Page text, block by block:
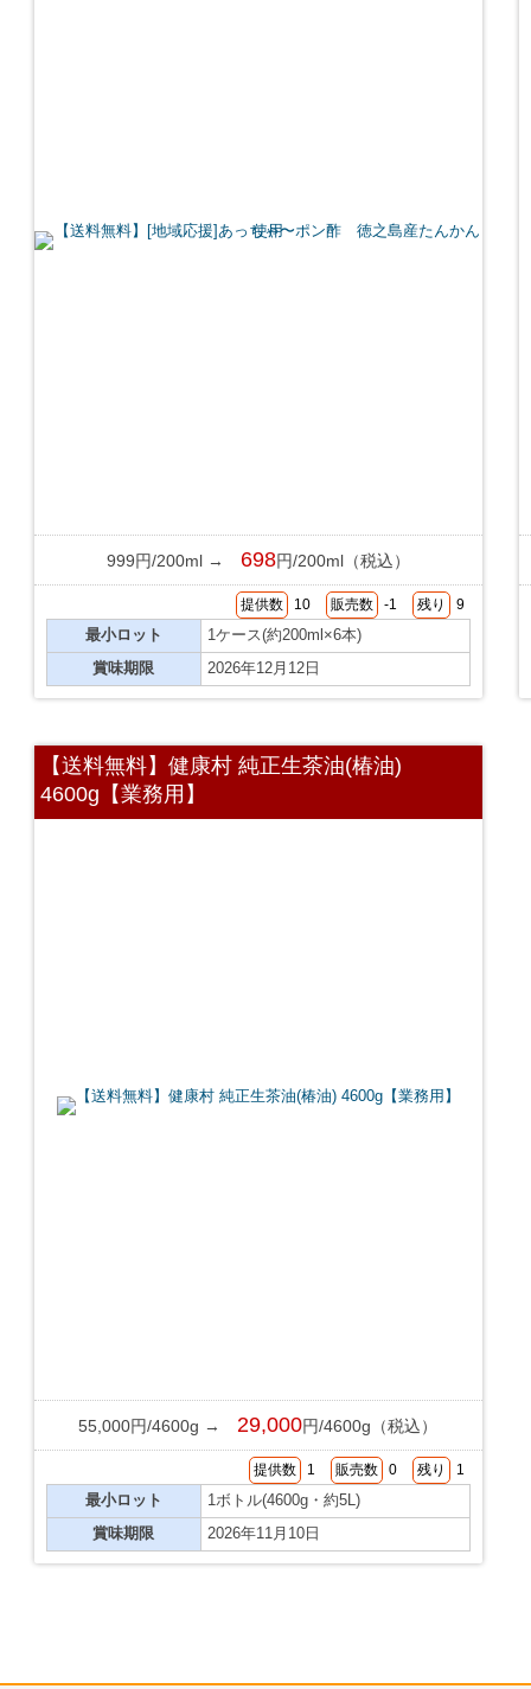
999円/200ml → 698円/200ml（税込）
提供数 10 販売数 -1 残り 9
最小ロット
1ケース(約200ml×6本)
賞味期限
2026年12月12日
【送料無料】健康村 純正生茶油(椿油)
4600g【業務用】
55,000円/4600g → 29,000円/4600g（税込）
提供数 1 販売数 0 残り 1
最小ロット
1ボトル(4600g・約5L)
賞味期限
2026年11月10日